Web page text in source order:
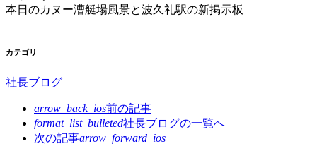
本日のカヌー漕艇場風景と波久礼駅の新掲示板
カテゴリ
社長ブログ
arrow_back_ios前の記事
format_list_bulleted社長ブログの一覧へ
次の記事arrow_forward_ios